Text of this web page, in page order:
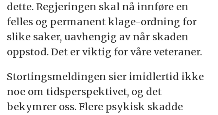
dette. Regjeringen skal nå innføre en
felles og permanent klage-ordning for
slike saker, uavhengig av når skaden
oppstod. Det er viktig for våre veteraner.
Stortingsmeldingen sier imidlertid ikke
noe om tidsperspektivet, og det
bekymrer oss. Flere psykisk skadde